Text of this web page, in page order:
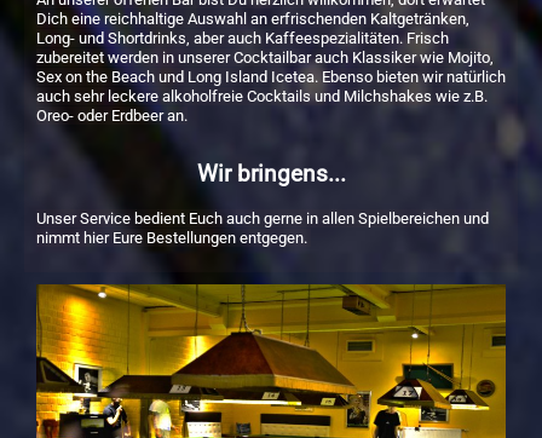
Dich eine reichhaltige Auswahl an erfrischenden Kaltgetränken,
Long- und Shortdrinks, aber auch Kaffeespezialitäten. Frisch
zubereitet werden in unserer Cocktailbar auch Klassiker wie Mojito,
Sex on the Beach und Long Island Icetea. Ebenso bieten wir natürlich
auch sehr leckere alkoholfreie Cocktails und Milchshakes wie z.B.
Oreo- oder Erdbeer an.
Wir bringens...
Unser Service bedient Euch auch gerne in allen Spielbereichen und
nimmt hier Eure Bestellungen entgegen.